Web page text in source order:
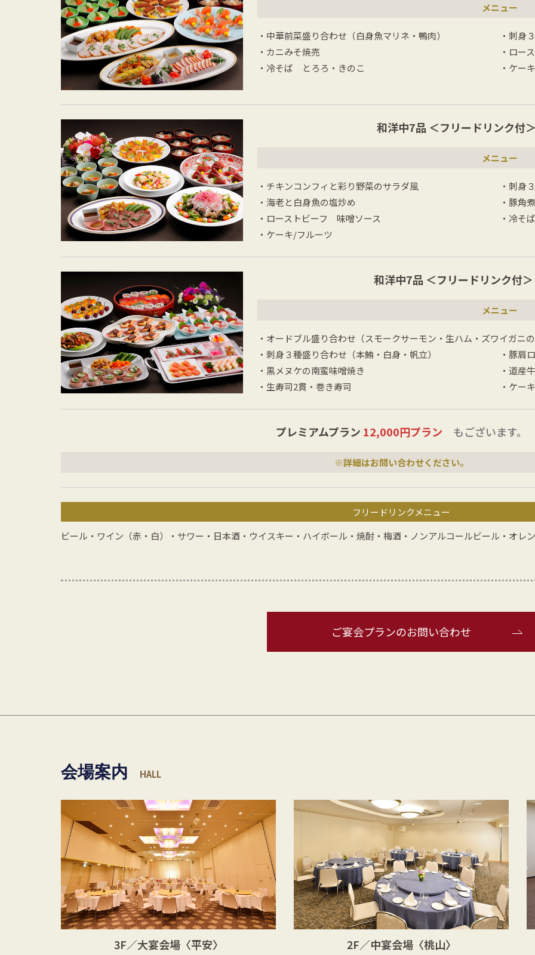
メニュー
・中華前菜盛り合わせ（白身魚マリネ・鴨肉）
・刺身
・カニみそ焼売
・ロー
・冷そば とろろ・きのこ
・ケー
和洋中7品 ＜フリードリンク
メニュー
・チキンコンフィと彩り野菜のサラダ風
・刺身
・海老と白身魚の塩炒め
・豚角
・ローストビーフ 味噌ソース
・冷そ
・ケーキ/フルーツ
和洋中7品 ＜フリードリンク付
メニュー
・オードブル盛り合わせ（スモークサーモン・生ハム・ズワイガニ
・刺身３種盛り合わせ（本鮪・白身・帆立）
・豚肩
・黒メヌケの南蛮味噌焼き
・道産
・生寿司2貫・巻き寿司
・ケー
プレミアムプラン 12,000円プラン もございます。
※詳細はお問い合わせください。
フリードリンクメニュー
ビール・ワイン（赤・白）・サワー・日本酒・ウイスキー・ハイボール・焼酎・梅酒・ノンアルコールビール・オレ
会場案内 HALL
3F／大宴会場〈平安〉 2F／中宴会場〈桃山〉